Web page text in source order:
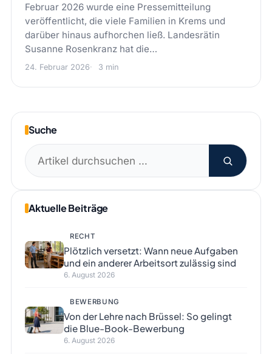
Februar 2026 wurde eine Pressemitteilung
veröffentlicht, die viele Familien in Krems und
darüber hinaus aufhorchen ließ. Landesrätin
Susanne Rosenkranz hat die…
24. Februar 2026 3 min
Suche
Suchen
nach:
Aktuelle Beiträge
RECHT
Plötzlich versetzt: Wann neue Aufgaben
und ein anderer Arbeitsort zulässig sind
6. August 2026
BEWERBUNG
Von der Lehre nach Brüssel: So gelingt
die Blue-Book-Bewerbung
6. August 2026